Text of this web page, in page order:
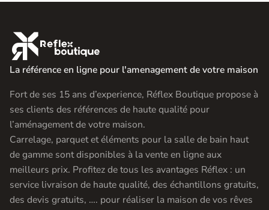

La référence en ligne pour l'amenagement de votre maison
Fort de ses 15 ans d’experience, Réflex Boutique propose à
ses clients des références de haute qualité pour
l’aménagement de votre maison.
Carrelage, parquet et éléments pour la salle de bain haut
de gamme sont disponibles à la vente en ligne aux
meilleurs prix. Profitez de tous les avantages Réflex : un
service livraison de haute qualité, des échantillons gratuits,
des devis gratuits, …. pour réaliser la maison de vos rêves